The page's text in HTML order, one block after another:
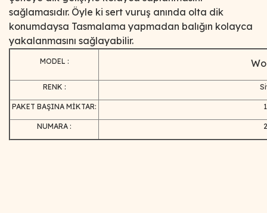
sağlamasıdır. Öyle ki sert vuruş anında olta dik
konumdaysa Tasmalama yapmadan balığın kolayca
yakalanmasını sağlayabilir.
MODEL :
RENK :
PAKET BAŞINA MİKTAR:
NUMARA :